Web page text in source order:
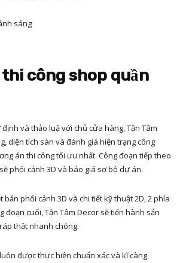
sáng
công shop quần
và thảo luậ với chủ cửa hàng, Tận Tâm
diện tích sàn và đánh giá hiện trạng công
án thi công tối ưu nhất. Công đoạn tiếp theo
phối cảnh 3D và báo giá sơ bộ dự án.
phối cảnh 3D và chi tiết kỹ thuật 2D, 2 phía
đoạn cuối, Tận Tâm Decor sẽ tiến hành sản
thật nhanh chóng.
được thực hiện chuẩn xác và kĩ càng